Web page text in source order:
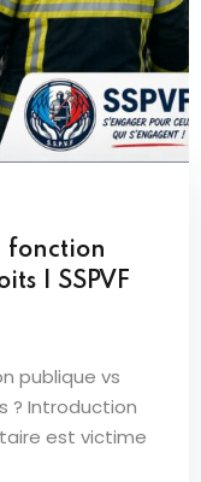
fonction
| SSPVF
publique vs
? Introduction
est victime